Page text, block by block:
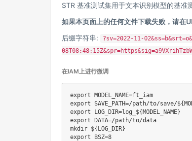
STR 基准测试集用于文本识别模型的基准
如果本页面上的任何文件下载失败，请在
后缀字符串:
?sv=2022-11-
在IAM上进行微调
export MODEL_NAME=
export SAVE_PATH=/path/to/save/
export
LOG_DIR=log_ ${MODEL_NAME}
export
DATA=
mkdir ${LOG_DIR}
export
BSZ=8